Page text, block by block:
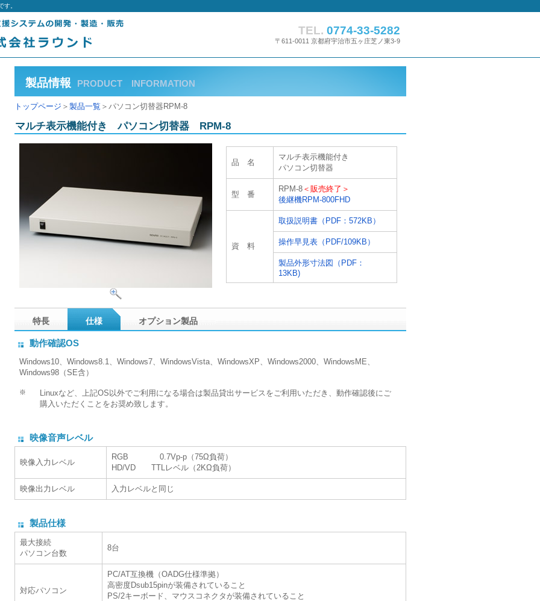
す。
TEL. 0774-33-5282
〒611-0011 京都府宇治市五ヶ庄芝ノ東3-9
製品情報 PRODUCT INFORMATION
トップページ ＞ 製品一覧 ＞パソコン切替器RPM-8
マルチ表示機能付き パソコン切替器 RPM-8
品 名
マルチ表示機能付き
パソコン切替器
型 番
RPM-8 ＜販売終了＞
後継機RPM-800FHD
資 料
取扱説明書（PDF：572KB）
操作早見表（PDF/109KB）
製品外形寸法図（PDF：
13KB)
特長 仕様 オプション製品
動作確認OS
Windows10、Windows8.1、Windows7、WindowsVista、WindowsXP、Windows2000、WindowsME、
Windows98（SE含）
※
Linuxなど、上記OS以外でご利用になる場合は製品貸出サービスをご利用いただき、動作確認後にご
購入いただくことをお奨め致します。
映像音声レベル
映像入力レベル
RGB 0.7Vp-p（75Ω負荷）
HD/VD TTLレベル（2KΩ負荷）
映像出力レベル 入力レベルと同じ
製品仕様
最大接続
パソコン台数
8台
対応パソコン
PC/AT互換機（OADG仕様準拠）
高密度Dsub15pinが装備されていること
PS/2キーボード、マウスコネクタが装備されていること